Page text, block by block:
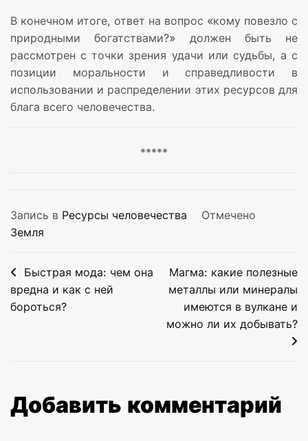
В конечном итоге, ответ на вопрос «кому повезло с
природными богатствами?» должен быть не
рассмотрен с точки зрения удачи или судьбы, а с
позиции моральности и справедливости в
использовании и распределении этих ресурсов для
блага всего человечества.
*****
Запись в Ресурсы человечества
Отмечено
Земля
Навигация
по
записям
Быстрая мода: чем она
вредна и как с ней
бороться?
Магма: какие полезные
металлы или минералы
имеются в вулкане и
можно ли их добывать?
Добавить комментарий